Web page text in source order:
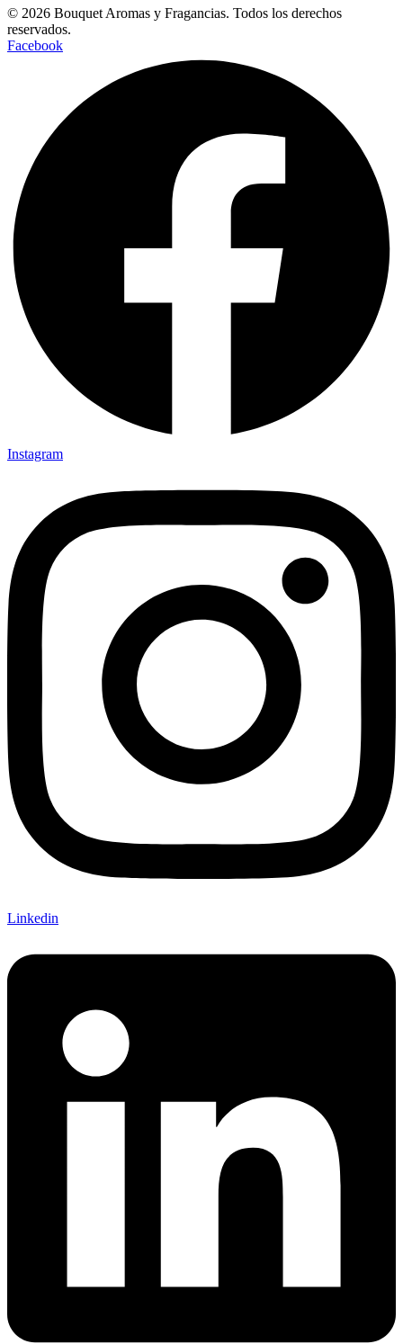
© 2026 Bouquet Aromas y Fragancias. Todos los derechos
reservados.
Facebook
Instagram
Linkedin